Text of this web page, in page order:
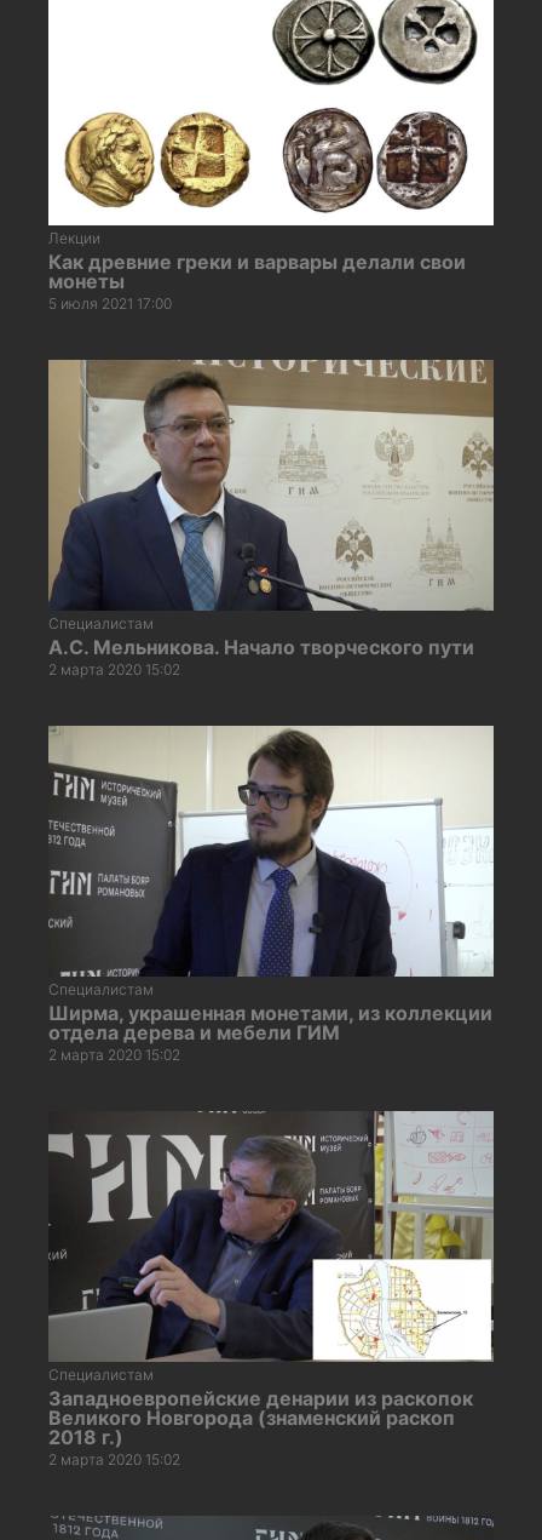
Лекции
Как древние греки и варвары делали свои
монеты
5 июля 2021 17:00
Специалистам
А.С. Мельникова. Начало творческого пути
2 марта 2020 15:02
Специалистам
Ширма, украшенная монетами, из коллекции
отдела дерева и мебели ГИМ
2 марта 2020 15:02
Специалистам
Западноевропейские денарии из раскопок
Великого Новгорода (знаменский раскоп
2018 г.)
2 марта 2020 15:02